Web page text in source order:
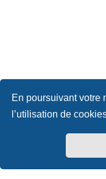
En poursuivant votre
l’utilisation de